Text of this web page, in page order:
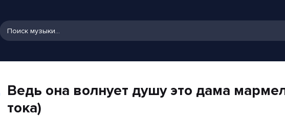
Ведь она волнует душу это дама
тока)